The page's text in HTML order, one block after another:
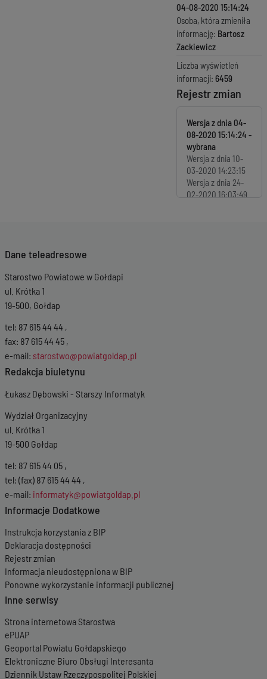
04-08-2020 15:14:24
Osoba, która zmieniła
informację: Bartosz
Zackiewicz
Liczba wyświetleń
informacji: 6459
Rejestr zmian
Wersja z dnia 04-
08-2020 15:14:24
Wersja z dnia 10-
03-2020 14:23:15
Wersja z dnia 24-
02-2020 16:03:49
Dane teleadresowe
Starostwo Powiatowe w Gołdapi
ul. Krótka 1
19-500, Gołdap
tel: 87 615 44 44 ,
fax: 87 615 44 45 ,
e-mail: starostwo@powiatgoldap.pl
Redakcja biuletynu
Łukasz Dębowski - Starszy Informatyk
Wydział Organizacyjny
ul. Krótka 1
19-500 Gołdap
tel: 87 615 44 05 ,
tel: (fax) 87 615 44 44 ,
e-mail: informatyk@powiatgoldap.pl
Informacje Dodatkowe
Instrukcja korzystania z BIP
Deklaracja dostępności
Rejestr zmian
Informacja nieudostępniona w BIP
Ponowne wykorzystanie informacji publicznej
Inne serwisy
Strona internetowa Starostwa
ePUAP
Geoportal Powiatu Gołdapskiego
Elektroniczne Biuro Obsługi Interesanta
Dziennik Ustaw Rzeczypospolitej Polskiej